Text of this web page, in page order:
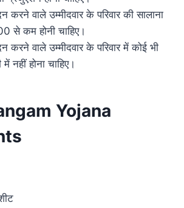
करने वाले उम्मीदवार के परिवार की सालाना
कम होनी चाहिए।
करने वाले उम्मीदवार के परिवार में कोई भी
नहीं होना चाहिए।
Yojana